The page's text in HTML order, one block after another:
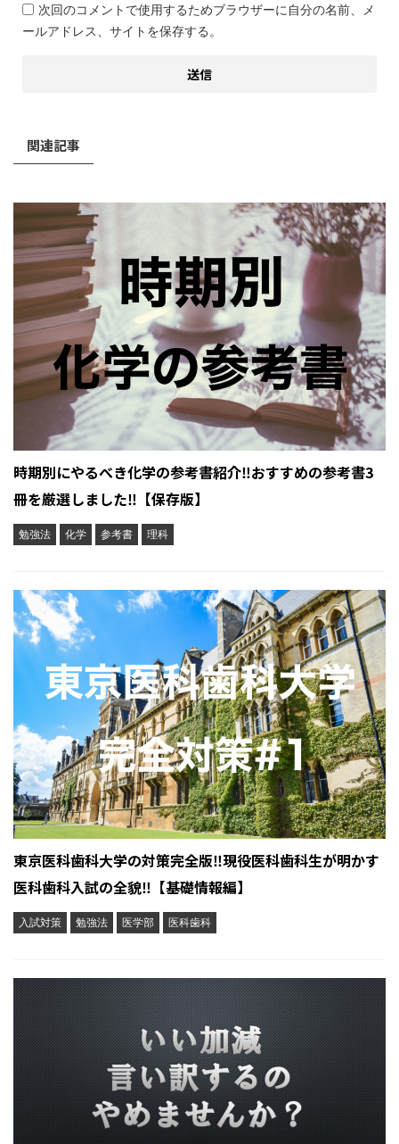
次回のコメントで使用するためブラウザーに自分の名前、メ
ールアドレス、サイトを保存する。
関連記事
時期別にやるべき化学の参考書紹介‼︎おすすめの参考書3
冊を厳選しました‼︎【保存版】
勉強法 化学 参考書 理科
東京医科歯科大学の対策完全版‼︎現役医科歯科生が明かす
医科歯科入試の全貌‼︎【基礎情報編】
入試対策 勉強法 医学部 医科歯科